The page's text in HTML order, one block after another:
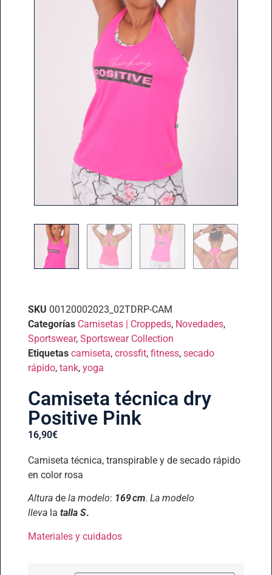
SKU 00120002023_02TDRP-CAM
Categorías Camisetas | Croppeds, Novedades,
Sportswear, Sportswear Collection
Etiquetas camiseta, crossfit, fitness, secado
rápido, tank, yoga
Camiseta técnica dry
Positive Pink
16,90€
Camiseta técnica, transpirable y de secado rápido
en color rosa
Alturade la modelo: 169 cm. La modelo
llevala talla S.
Materiales y cuidados